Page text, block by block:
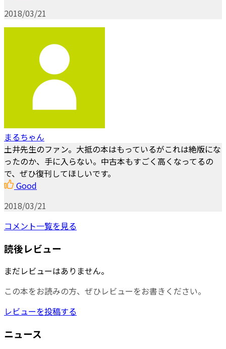
2018/03/21
まるちゃん
土井先生のファン。大抵の本はもっているがこれは絶版にな
ったのか、手に入らない。中古本もすごく高くなってるの
で、ぜひ復刊してほしいです。
Good
2018/03/21
コメント一覧を見る
読後レビュー
まだレビューはありません。
この本をお読みの方、ぜひレビューをお書きください。
レビューを投稿する
ニュース